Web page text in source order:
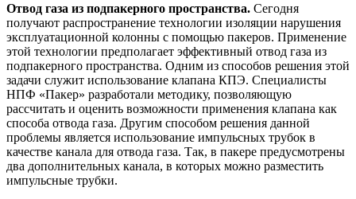
Отвод газа из подпакерного пространства. Сегодня
получают распространение технологии изоляции нарушения
эксплуатационной колонны с помощью пакеров. Применение
этой технологии предполагает эффективный отвод газа из
подпакерного пространства. Одним из способов решения этой
задачи служит использование клапана КПЭ. Специалисты
НПФ «Пакер» разработали методику, позволяющую
рассчитать и оценить возможности применения клапана как
способа отвода газа. Другим способом решения данной
проблемы является использование импульсных трубок в
качестве канала для отвода газа. Так, в пакере предусмотрены
два дополнительных канала, в которых можно разместить
импульсные трубки.